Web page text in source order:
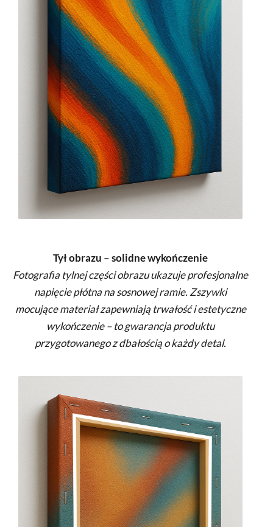
Tył obrazu – solidne wykończenie
Fotografia tylnej części obrazu ukazuje profesjonalne
napięcie płótna na sosnowej ramie. Zszywki
mocujące materiał zapewniają trwałość i estetyczne
wykończenie – to gwarancja produktu
przygotowanego z dbałością o każdy detal.